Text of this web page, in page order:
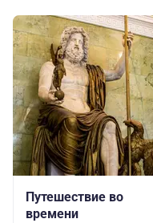
Путешествие во
времени